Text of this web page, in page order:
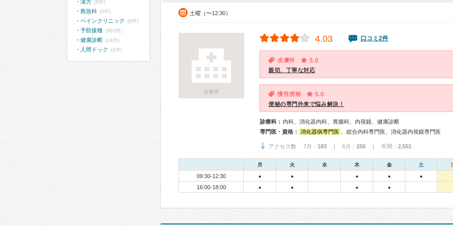
土曜（〜12:30）
診療所
4.03 口コミ2件
皮膚科 5.0
親切、丁寧な対応
慢性便秘 5.0
便秘の専門外来で悩み解決！
診療科： 内科、消化器内科、胃腸科、内視鏡、健康診断
専門医・資格： 消化器病専門医 、総合内科専門医、消化器内視鏡専門医
アクセス数 7月： 183 | 6月： 256 | 年間： 2,551
月 火 水 木 金 土
09:30-12:30 ● ● ● ● ●
16:00-18:00 ● ● ● ●
漢方 (5件)
救急科 (5件)
ペインクリニック (6件)
予防接種 (363件)
健康診断 (14件)
人間ドック (2件)